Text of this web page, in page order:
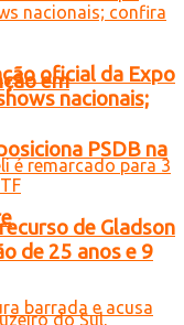
em
PSDB na
oficial da Expo
nacionais;
de Gladson
de 25 anos e 9